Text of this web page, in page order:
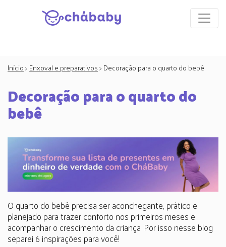
Início>Enxoval e preparativos>Decoração para o quarto do bebê
Decoração para o quarto do
bebê
O quarto do bebê precisa ser aconchegante, prático e
planejado para trazer conforto nos primeiros meses e
acompanhar o crescimento da criança. Por isso nesse blog
separei 6 inspirações para você!